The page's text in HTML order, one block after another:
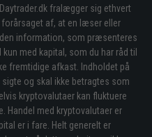
fralægger sig ethvert
af, at en læser eller
information, som præsenteres
med kapital, som du har råd til
fremtidige afkast. Indholdet på
og skal ikke betragtes som
kryptovalutaer kan fluktuere
Handel med kryptovalutaer er
er i fare. Helt generelt er